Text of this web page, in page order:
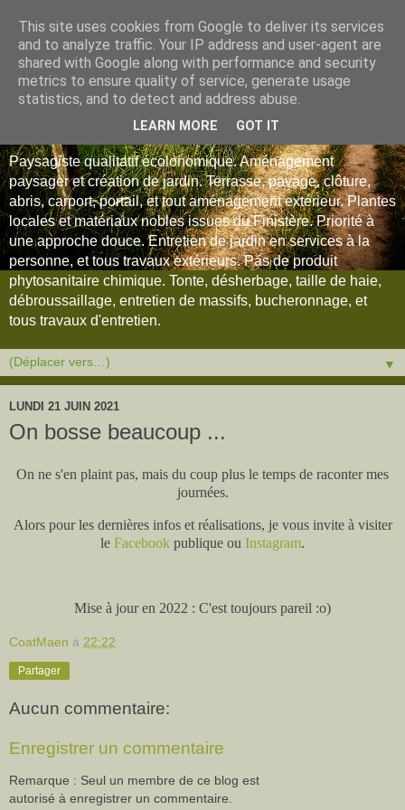
Paysagiste qualitatif écolonomique. Aménagement
paysager et création de jardin. Terrasse, pavage, clôture,
abris, carport, portail, et tout aménagement extérieur. Plantes
locales et matériaux nobles issues du Finistère. Priorité à
une approche douce. Entretien de jardin en services à la
personne, et tous travaux extérieurs. Pas de produit
phytosanitaire chimique. Tonte, désherbage, taille de haie,
débroussaillage, entretien de massifs, bucheronnage, et
tous travaux d'entretien.
▼
LUNDI 21 JUIN 2021
On bosse beaucoup ...
On ne s'en plaint pas, mais du coup plus le temps de raconter mes
journées.
Alors pour les dernières infos et réalisations, je vous invite à visiter
le Facebook publique ou Instagram.
Mise à jour en 2022 : C'est toujours pareil :o)
CoatMaen à 22:22
Partager
Aucun commentaire:
Enregistrer un commentaire
Remarque : Seul un membre de ce blog est
autorisé à enregistrer un commentaire.
This site uses cookies from Google to deliver its services
and to analyze traffic. Your IP address and user-agent are
shared with Google along with performance and security
metrics to ensure quality of service, generate usage
statistics, and to detect and address abuse.
LEARN MORE GOT IT